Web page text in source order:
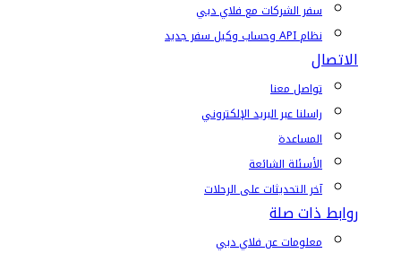
سفر الشركات مع فلاي دبي
نظام API وحساب وكيل سفر جديد
الاتصال
تواصل معنا
راسلنا عبر البريد الإلكتروني
المساعدة
الأسئلة الشائعة
آخر التحديثات على الرحلات
روابط ذات صلة
معلومات عن فلاي دبي